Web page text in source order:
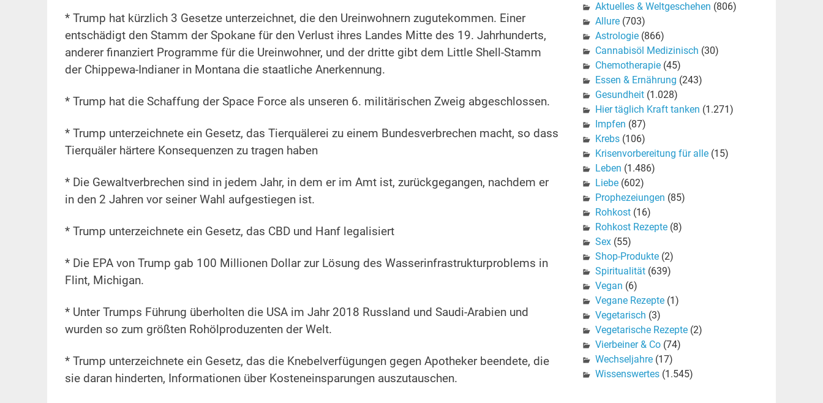
* Trump hat kürzlich 3 Gesetze unterzeichnet, die den Ureinwohnern zugutekommen. Einer
entschädigt den Stamm der Spokane für den Verlust ihres Landes Mitte des 19. Jahrhunderts,
anderer finanziert Programme für die Ureinwohner, und der dritte gibt dem Little Shell-Stamm
der Chippewa-Indianer in Montana die staatliche Anerkennung.
* Trump hat die Schaffung der Space Force als unseren 6. militärischen Zweig abgeschlossen.
* Trump unterzeichnete ein Gesetz, das Tierquälerei zu einem Bundesverbrechen macht, so dass
Tierquäler härtere Konsequenzen zu tragen haben
* Die Gewaltverbrechen sind in jedem Jahr, in dem er im Amt ist, zurückgegangen, nachdem er
in den 2 Jahren vor seiner Wahl aufgestiegen ist.
* Trump unterzeichnete ein Gesetz, das CBD und Hanf legalisiert
* Die EPA von Trump gab 100 Millionen Dollar zur Lösung des Wasserinfrastrukturproblems in
Flint, Michigan.
* Unter Trumps Führung überholten die USA im Jahr 2018 Russland und Saudi-Arabien und
wurden so zum größten Rohölproduzenten der Welt.
* Trump unterzeichnete ein Gesetz, das die Knebelverfügungen gegen Apotheker beendete, die
sie daran hinderten, Informationen über Kosteneinsparungen auszutauschen.
Aktuelles & Weltgeschehen (806)
Allure(703)
Astrologie(866)
Cannabisöl Medizinisch (30)
Chemotherapie(45)
Essen & Ernährung (243)
Gesundheit(1.028)
Hier täglich Kraft tanken (1.271)
Impfen (87)
Krebs(106)
Krisenvorbereitung für alle(15)
Leben (1.486)
Liebe(602)
Prophezeiungen (85)
Rohkost(16)
Rohkost Rezepte(8)
Sex(55)
Shop-Produkte(2)
Spiritualität(639)
Vegan (6)
Vegane Rezepte(1)
Vegetarisch (3)
Vegetarische Rezepte(2)
Vierbeiner & Co(74)
Wechseljahre(17)
Wissenswertes(1.545)